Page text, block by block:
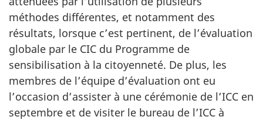
méthodes différentes, et notamment des
résultats, lorsque c’est pertinent, de l’évaluation
globale par le CIC du Programme de
sensibilisation à la citoyenneté. De plus, les
membres de l’équipe d’évaluation ont eu
l’occasion d’assister à une cérémonie de l’ICC en
septembre et de visiter le bureau de l’ICC à